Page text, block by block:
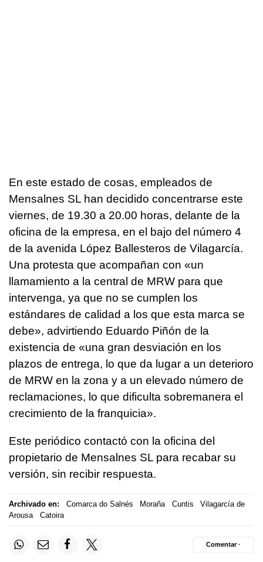
En este estado de cosas, empleados de
Mensalnes SL han decidido concentrarse este
viernes, de 19.30 a 20.00 horas, delante de la
oficina de la empresa, en el bajo del número 4
de la avenida López Ballesteros de Vilagarcía.
Una protesta que acompañan con «un
llamamiento a la central de MRW para que
intervenga, ya que no se cumplen los
estándares de calidad a los que esta marca se
debe», advirtiendo Eduardo Piñón de la
existencia de «una gran desviación en los
plazos de entrega, lo que da lugar a un deterioro
de MRW en la zona y a un elevado número de
reclamaciones, lo que dificulta sobremanera el
crecimiento de la franquicia».
Este periódico contactó con la oficina del
propietario de Mensalnes SL para recabar su
versión, sin recibir respuesta.
Archivado en: Comarca do Salnés Moraña Cuntis
Vilagarcía de
Arousa
Catoira
Comentar ·